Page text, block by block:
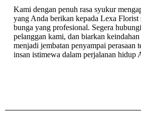
Kami dengan penuh rasa syukur
yang Anda berikan kepada Lexa Florist
bunga yang profesional. Segera
pelanggan kami, dan biarkan
menjadi jembatan penyampai perasaan
insan istimewa dalam perjalanan hidup